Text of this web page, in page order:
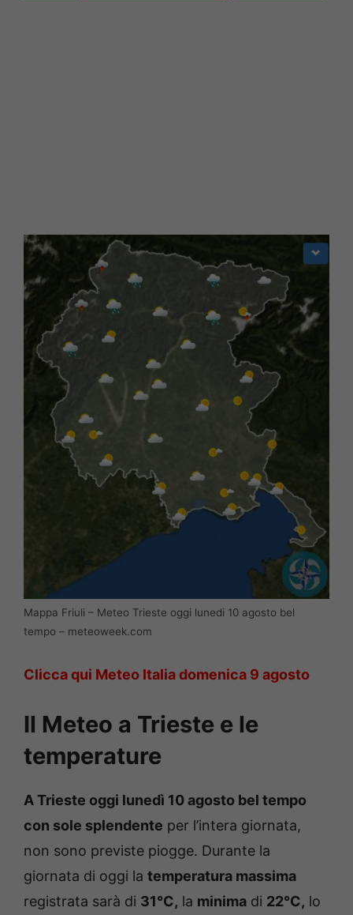
Mappa Friuli – Meteo Trieste oggi lunedi 10 agosto bel
tempo – meteoweek.com
Clicca qui Meteo Italia domenica 9 agosto
Il Meteo a Trieste e le
temperature
A Trieste oggi lunedì 10 agosto bel tempo
con sole splendente per l’intera giornata,
non sono previste piogge. Durante la
giornata di oggi la temperatura massima
registrata sarà di 31°C, la minima di 22°C, lo